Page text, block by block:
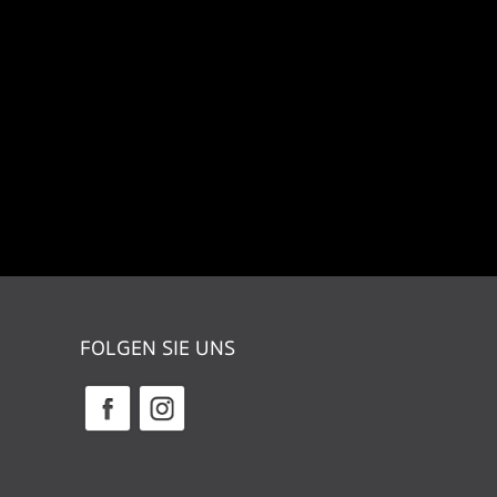
FOLGEN SIE UNS